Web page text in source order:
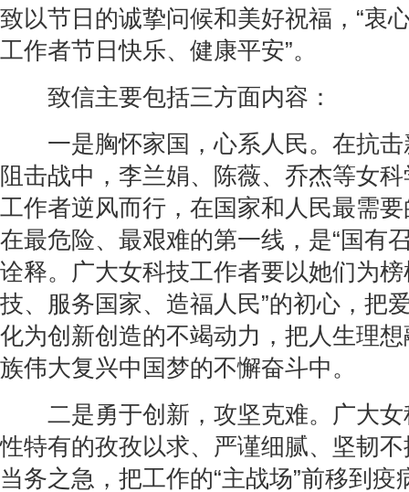
致以节日的诚挚问候和美好祝福，“衷
工作者节日快乐、健康平安”。
致信主要包括三方面内容：
一是胸怀家国，心系人民。在抗击
阻击战中，李兰娟、陈薇、乔杰等女
工作者逆风而行，在国家和人民最需
在最危险、最艰难的第一线，是“国有
诠释。广大女科技工作者要以她们为榜
技、服务国家、造福人民”的初心，把
化为创新创造的不竭动力，把人生理
族伟大复兴中国梦的不懈奋斗中。
二是勇于创新，攻坚克难。广大女
性特有的孜孜以求、严谨细腻、坚韧
当务之急，把工作的“主战场”前移到疫